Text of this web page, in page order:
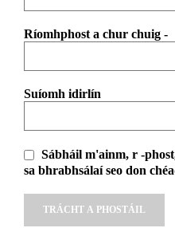
Ríomhphost a chur chuig -
Suíomh idirlín
Sábháil m'ainm, r -
sa bhrabhsálaí seo don